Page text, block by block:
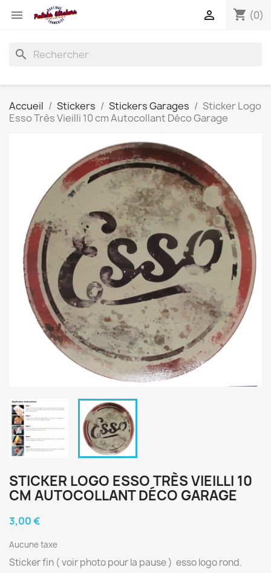
 shopping_cart (0)

search
Accueil Stickers Stickers Garages
Sticker Logo
Esso Très Vieilli 10 cm Autocollant Déco Garage
STICKER LOGO ESSO TRÈS VIEILLI 10
CM AUTOCOLLANT DÉCO GARAGE
3,00 €
Aucune taxe
Sticker fin ( voir photo pour la pause ) esso logo rond.